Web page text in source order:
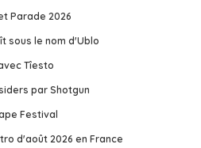
Parade 2026
sous le nom d'Ublo
Tîesto
par Shotgun
Festival
d'août 2026 en France